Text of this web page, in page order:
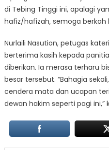
di Tebing Tinggi ini, apalagi
hafiz/hafizah, semoga berkah
Nurlaili Nasution, petugas
berterima kasih kepada
diberikan. Ia merasa terharu
besar tersebut. “Bahagia
cendera mata dan ucapan
dewan hakim seperti pagi ini,”